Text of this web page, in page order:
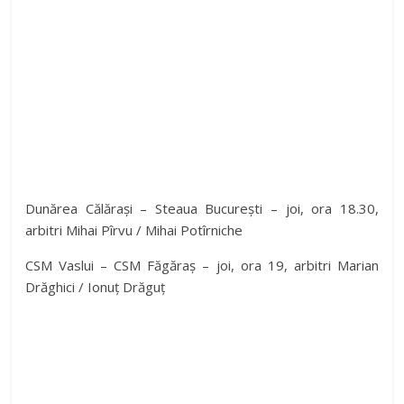
Dunărea Călărași – Steaua București – joi, ora 18.30,
arbitri Mihai Pîrvu / Mihai Potîrniche
CSM Vaslui – CSM Făgăraș – joi, ora 19, arbitri Marian
Drăghici / Ionuț Drăguț